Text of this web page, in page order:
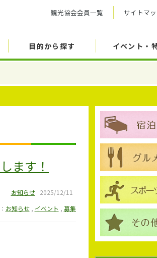
観光協会会員一覧 サイトマ
目的から探す イベント・
ます！
お知らせ2025/12/11
お知らせ, イベント , 募集